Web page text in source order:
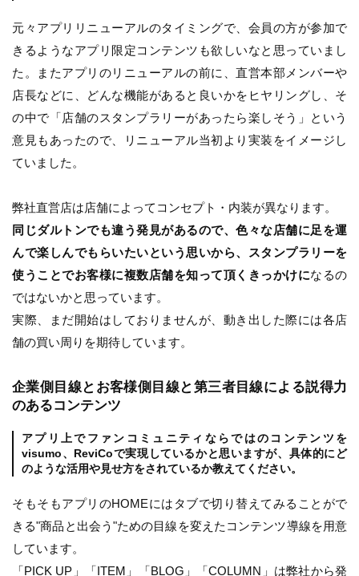
元々アプリリニューアルのタイミングで、会員の方が参加で
きるようなアプリ限定コンテンツも欲しいなと思っていまし
た。またアプリのリニューアルの前に、直営本部メンバーや
店長などに、どんな機能があると良いかをヒヤリングし、そ
の中で「店舗のスタンプラリーがあったら楽しそう」という
意見もあったので、リニューアル当初より実装をイメージし
ていました。
弊社直営店は店舗によってコンセプト・内装が異なります。
同じダルトンでも違う発見があるので、色々な店舗に足を運
んで楽しんでもらいたいという思いから、スタンプラリーを
使うことでお客様に複数店舗を知って頂くきっかけになるの
ではないかと思っています。
実際、まだ開始はしておりませんが、動き出した際には各店
舗の買い周りを期待しています。
企業側目線とお客様側目線と第三者目線による説得力
のあるコンテンツ
アプリ上でファンコミュニティならではのコンテンツを
visumo、ReviCoで実現しているかと思いますが、具体的にど
のような活用や見せ方をされているか教えてください。
そもそもアプリのHOMEにはタブで切り替えてみることがで
きる"商品と出会う"ための目線を変えたコンテンツ導線を用意
しています。
「PICK UP」「ITEM」「BLOG」「COLUMN」は弊社から発